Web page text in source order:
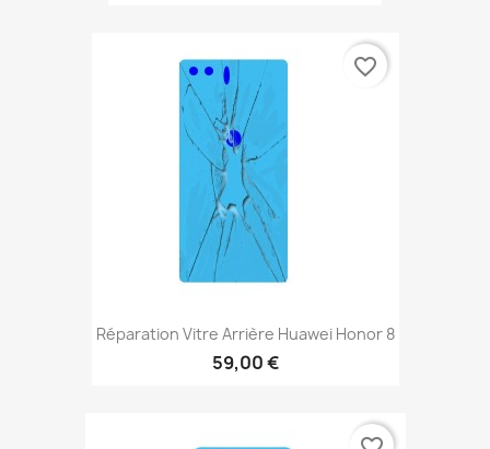
Réparation Vitre Arrière Huawei Honor 8
59,00 €
favorite_border